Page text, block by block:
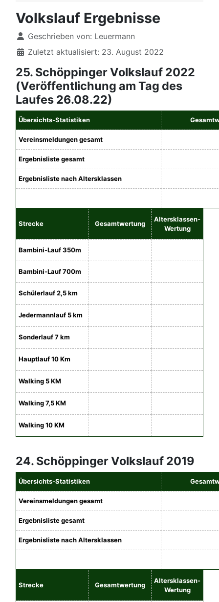
Volkslauf Ergebnisse
DetailsGeschrieben von: Leuermann
Zuletzt aktualisiert: 23. August 2022
25. Schöppinger Volkslauf 2022
(Veröffentlichung am Tag des
Laufes 26.08.22)
Übersichts-Statistiken
Vereinsmeldungen gesamt
Ergebnisliste gesamt
Ergebnisliste nach Altersklassen
Strecke Gesamtwertung
Altersklassen-
Wertung
Bambini-Lauf 350m
Bambini-Lauf 700m
Schülerlauf 2,5 km
Jedermannlauf 5 km
Sonderlauf 7 km
Hauptlauf 10 Km
Walking 5 KM
Walking 7,5 KM
Walking 10 KM
24. Schöppinger Volkslauf 2019
Übersichts-Statistiken
Vereinsmeldungen gesamt
Ergebnisliste gesamt
Ergebnisliste nach Altersklassen
Strecke Gesamtwertung
Altersklassen-
Wertung